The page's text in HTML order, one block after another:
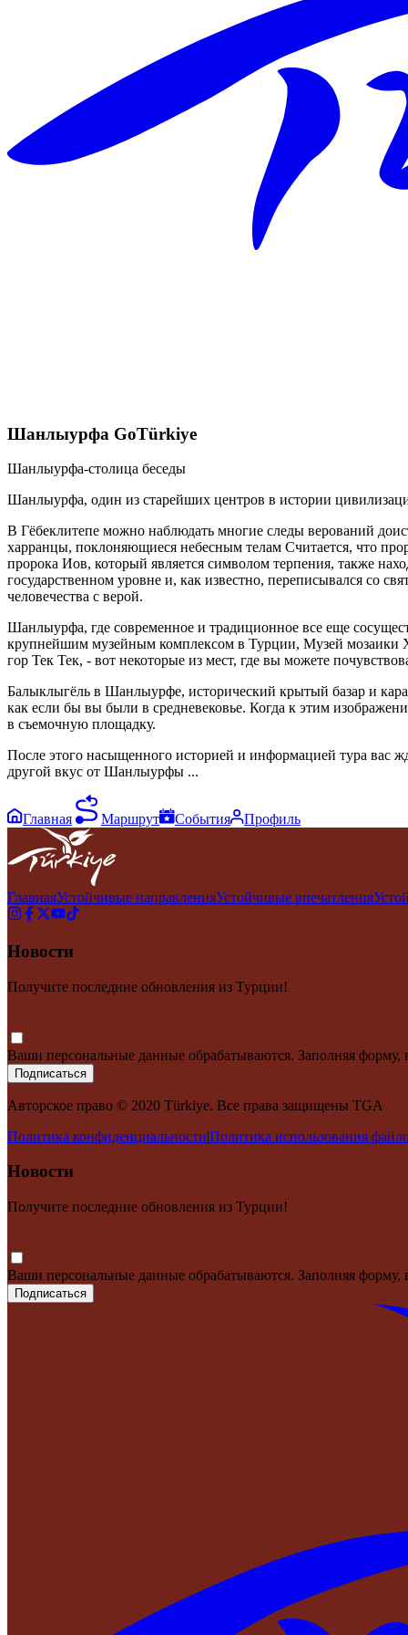
Шанлыурфа GoTürkiye
Шанлыурфа-столица беседы
Шанлыурфа, один из старейших центров в истории
В Гёбеклитепе можно наблюдать многие следы верований
харранцы, поклоняющиеся небесным телам Считается, что
пророка Иов, который является символом терпения, также
государственном уровне и, как известно, переписывался со
человечества с верой.
Шанлыурфа, где современное и традиционное все еще
крупнейшим музейным комплексом в Турции, Музей мозаики
гор Тек Тек, - вот некоторые из мест, где вы можете
Балыклыгёль в Шанлыурфе, исторический крытый базар и
как если бы вы были в средневековье. Когда к этим
в съемочную площадку.
После этого насыщенного историей и информацией тура вас
другой вкус от Шанлыурфы ...
Главная Маршрут События Профиль
ГлавнаяУстойчивые направленияУстойчивые впечатления
Новости
Получите последние обновления из Турции!
Ваши персональные данные обрабатываются. Заполняя форму,
Подписаться
Авторское право © 2020 Türkiye. Все права защищены TGA
Политика конфиденциальности|Политика использования
Новости
Получите последние обновления из Турции!
Ваши персональные данные обрабатываются. Заполняя форму,
Подписаться